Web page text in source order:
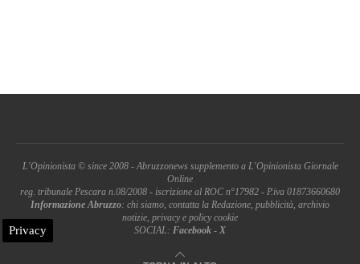
L'Opinionista © since 2008 - Abruzzonews supplemento a L'Opinionista Giornale
Online
reg. tribunale Pescara n.08/2008 - iscrizione al ROC n°17982 - P.iva 01873660680
Informazione Abruzzo: chi siamo, contatta la Redazione, pubblicità, archivio
notizie, privacy e policy cookie
SOCIAL: Facebook - X
Privacy